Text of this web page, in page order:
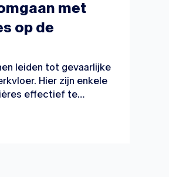
met
op de
leiden tot gevaarlijke
Hier zijn enkele
effectief te